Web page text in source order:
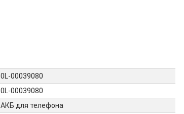
0L-00039080
0L-00039080
АКБ для телефона